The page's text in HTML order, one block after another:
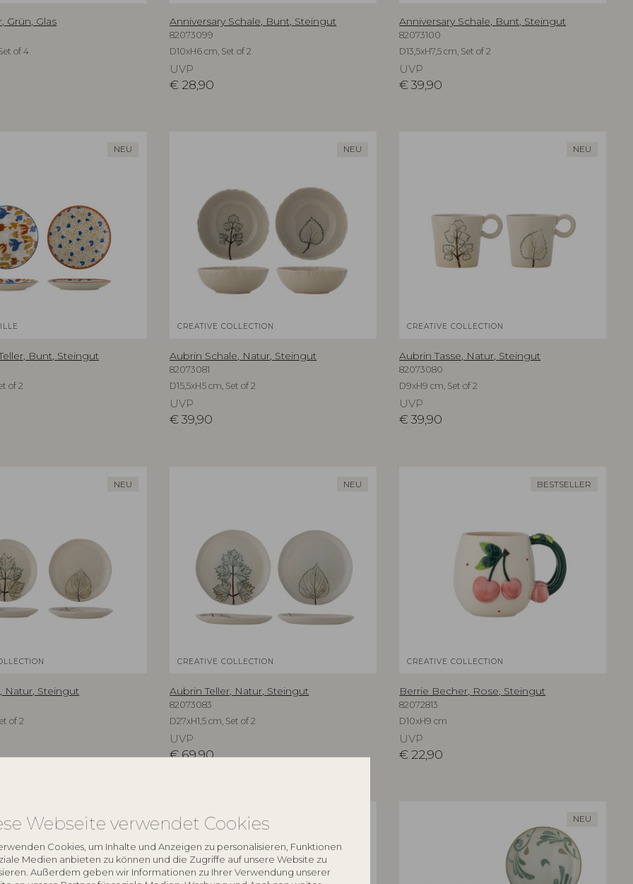
Webseite verwendet Cookies
Cookies, um Inhalte und Anzeigen zu personalisieren, Funktionen
Medien anbieten zu können und die Zugriffe auf unsere Website zu
Außerdem geben wir Informationen zu Ihrer Verwendung unserer
Grün, Glas
of 4
Anniversary Schale, Bunt, Steingut
82073099
D10xH6 cm, Set of 2
UVP
€ 28,90
Anniversary Schale, Bunt, Steingut
82073100
D13,5xH7,5 cm, Set of 2
UVP
€ 39,90
NEU
Bunt, Steingut
of 2
NEU
CREATIVE COLLECTION
Aubrin Schale, Natur, Steingut
82073081
D15,5xH5 cm, Set of 2
UVP
€ 39,90
NEU
CREATIVE COLLECTION
Aubrin Tasse, Natur, Steingut
82073080
D9xH9 cm, Set of 2
UVP
€ 39,90
NEU
Natur, Steingut
of 2
NEU
CREATIVE COLLECTION
Aubrin Teller, Natur, Steingut
82073083
D27xH1,5 cm, Set of 2
UVP
€69,90
BESTSELLER
CREATIVE COLLECTION
Berrie Becher, Rose, Steingut
82072813
D10xH9 cm
UVP
€ 22,90
NEU NEU